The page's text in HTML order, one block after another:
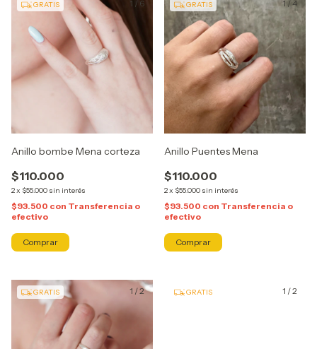
1 / 6
GRATIS
Anillo bombe Mena corteza
$110.000
2x $55.000 sin interés
$93.500 con Transferencia o
efectivo
Comprar
1/ 4
GRATIS
Anillo Puentes Mena
$110.000
2x $55.000 sin interés
$93.500 con Transferencia o
efectivo
Comprar
1 /2
GRATIS 1 /2
GRATIS